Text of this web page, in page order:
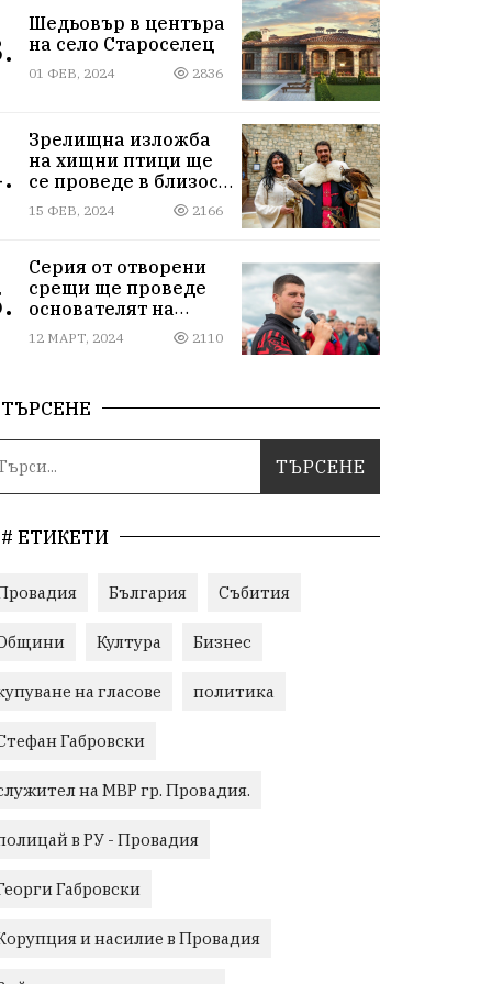
Шедьовър в центъра
на село Староселец
01 ФЕВ, 2024 2836
Зрелищна изложба
на хищни птици ще
се проведе в близост
до Провадия
15 ФЕВ, 2024 2166
Серия от отворени
срещи ще проведе
основателят на
Исторически парк
12 МАРТ, 2024 2110
ТЪРСЕНЕ
# ЕТИКЕТИ
България Събития
Култура Бизнес
на гласове политика
Габровски
на МВР гр. Провадия.
в РУ - Провадия
Габровски
и насилие в Провадия